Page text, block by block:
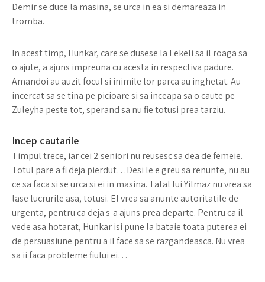
Demir se duce la masina, se urca in ea si demareaza in
tromba.
In acest timp, Hunkar, care se dusese la Fekeli sa il roaga sa
o ajute, a ajuns impreuna cu acesta in respectiva padure.
Amandoi au auzit focul si inimile lor parca au inghetat. Au
incercat sa se tina pe picioare si sa inceapa sa o caute pe
Zuleyha peste tot, sperand sa nu fie totusi prea tarziu.
Incep cautarile
Timpul trece, iar cei 2 seniori nu reusesc sa dea de femeie.
Totul pare a fi deja pierdut…Desi le e greu sa renunte, nu au
ce sa faca si se urca si ei in masina. Tatal lui Yilmaz nu vrea sa
lase lucrurile asa, totusi. El vrea sa anunte autoritatile de
urgenta, pentru ca deja s-a ajuns prea departe. Pentru ca il
vede asa hotarat, Hunkar isi pune la bataie toata puterea ei
de persuasiune pentru a il face sa se razgandeasca. Nu vrea
sa ii faca probleme fiului ei…